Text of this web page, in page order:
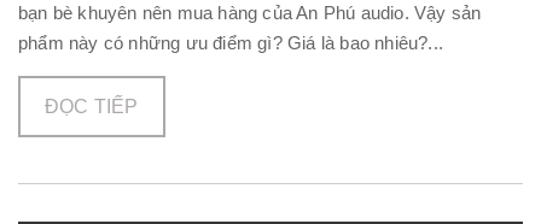
bạn bè khuyên nên mua hàng của An Phú audio. Vậy sản
phẩm này có những ưu điểm gì? Giá là bao nhiêu?...
ĐỌC TIẾP